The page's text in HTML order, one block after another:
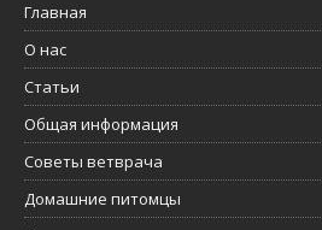
Главная
О нас
Статьи
Общая информация
Советы ветврача
Домашние питомцы